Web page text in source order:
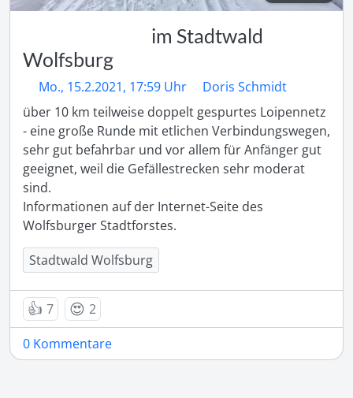
im Stadtwald
Wolfsburg
Mo., 15.2.2021, 17:59 Uhr
Doris Schmidt
über 10 km teilweise doppelt gespurtes Loipennetz
- eine große Runde mit etlichen Verbindungswegen,
sehr gut befahrbar und vor allem für Anfänger gut
geeignet, weil die Gefällestrecken sehr moderat
sind.
Informationen auf der Internet-Seite des
Wolfsburger Stadtforstes.
Stadtwald Wolfsburg
👍 7 😍 2
0 Kommentare